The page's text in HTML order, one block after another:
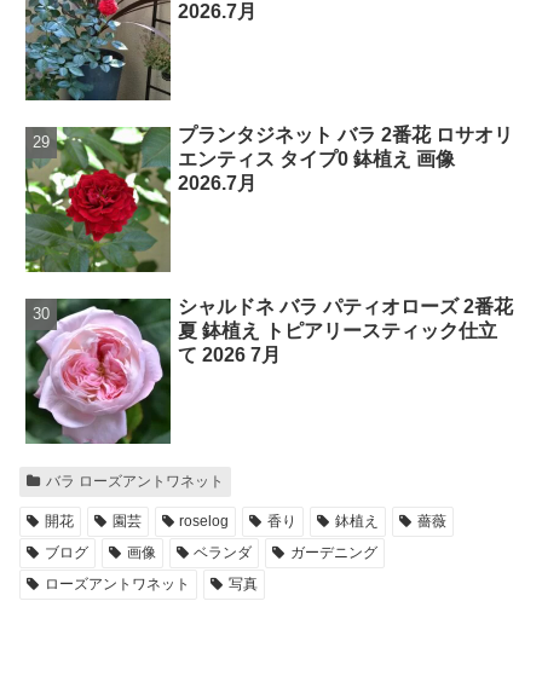
2026.7月
プランタジネット バラ 2番花 ロサオリ
エンティス タイプ0 鉢植え 画像
2026.7月
シャルドネ バラ パティオローズ 2番花
夏 鉢植え トピアリースティック仕立
て 2026 7月
バラ ローズアントワネット
開花 園芸 roselog 香り 鉢植え
薔薇
ブログ
画像 ベランダ
ガーデニング
ローズアントワネット
写真